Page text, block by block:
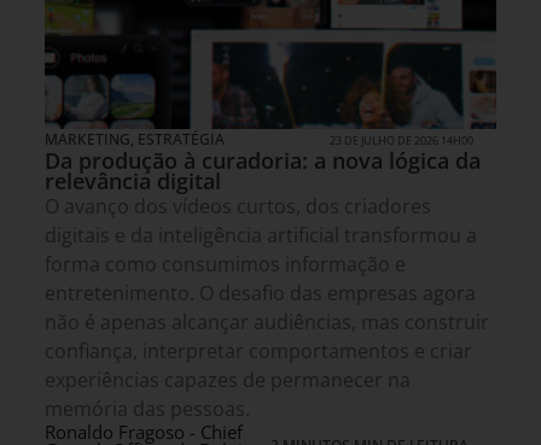
MARKETING, ESTRATÉGIA 23 DE JULHO DE 2026 14H00
Da produção à curadoria: a nova lógica da
relevância digital
O avanço dos vídeos curtos, dos criadores
digitais e da inteligência artificial transformou a
forma como consumimos informação e
entretenimento. O desafio das empresas agora
não é apenas alcançar audiências, mas construir
confiança, interpretar comportamentos e criar
experiências capazes de permanecer na
memória das pessoas.
Ronaldo Fragoso - Chief